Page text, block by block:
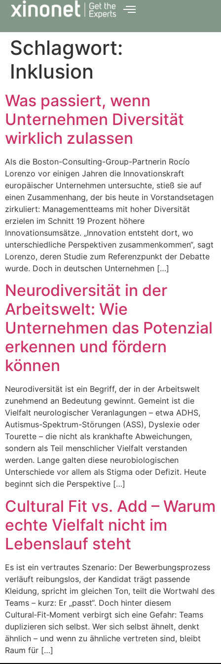
Schlagwort:
Inklusion
Was passiert, wenn
Unternehmen Diversität
wirklich zulassen
Als die Boston-Consulting-Group-Partnerin Rocío
Lorenzo vor einigen Jahren die Innovationskraft
europäischer Unternehmen untersuchte, stieß sie auf
einen Zusammenhang, der bis heute in Vorstandsetagen
zirkuliert: Managementteams mit hoher Diversität
erzielen im Schnitt 19 Prozent höhere
Innovationsumsätze. „Innovation entsteht dort, wo
unterschiedliche Perspektiven zusammenkommen“, sagt
Lorenzo, deren Studie zum Referenzpunkt der Debatte
wurde. Doch in deutschen Unternehmen […]
Neurodiversität in der
Arbeitswelt: Wie
Unternehmen das Potenzial
erkennen und fördern
können
Neurodiversität ist ein Begriff, der in der Arbeitswelt
zunehmend an Bedeutung gewinnt. Gemeint ist die
Vielfalt neurologischer Veranlagungen – etwa ADHS,
Autismus-Spektrum-Störungen (ASS), Dyslexie oder
Tourette – die nicht als krankhafte Abweichungen,
sondern als Teil menschlicher Vielfalt verstanden
werden. Lange galten diese neurobiologischen
Unterschiede vor allem als Stigma oder Defizit. Heute
beginnt sich die Perspektive […]
Cultural Fit vs. Add – Warum
echte Vielfalt nicht im
Lebenslauf steht
Es ist ein vertrautes Szenario: Der Bewerbungsprozess
verläuft reibungslos, der Kandidat trägt passende
Kleidung, spricht im gleichen Ton, teilt die Wortwahl des
Teams – kurz: Er „passt“. Doch hinter diesem
Cultural‑Fit‑Moment verbirgt sich eine Gefahr: Teams
duplizieren sich selbst. Wer sich selbst ähnelt, denkt
ähnlich – und wenn zu ähnliche vertreten sind, bleibt
Raum für […]